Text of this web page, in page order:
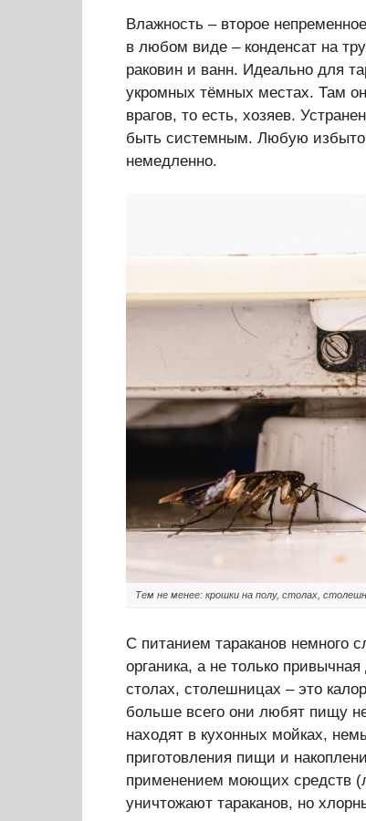
Влажность – второе
в любом виде – конденсат на
раковин и ванн. Идеально для
укромных тёмных местах. Там
врагов, то есть, хозяев.
быть системным. Любую
немедленно.
Тем не менее: крошки на полу, столах,
С питанием тараканов немного
органика, а не только
столах, столешницах – это
больше всего они любят пищу
находят в кухонных мойках,
приготовления пищи и
применением моющих средств
уничтожают тараканов, но